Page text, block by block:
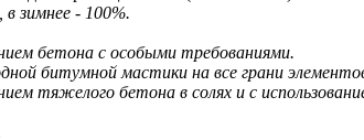
зимнее - 100%.
бетона с особыми требованиями.
битумной мастики на все грани
тяжелого бетона в солях и с